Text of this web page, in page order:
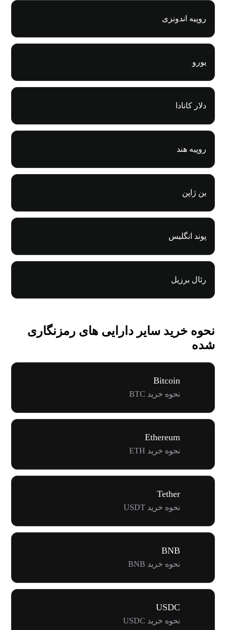
روپیه اندونزی
یورو
دلار کانادا
روپیه هند
ین ژاپن
پوند انگلیس
رئال برزیل
نحوه خرید سایر دارایی های رمزنگاری
شده
Bitcoin
نحوه خرید BTC
Ethereum
نحوه خرید ETH
Tether
نحوه خرید USDT
BNB
نحوه خرید BNB
USDC
نحوه خرید USDC